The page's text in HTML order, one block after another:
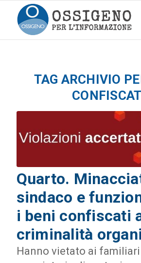
TAG ARCHIVIO
Quarto.
sindaco e
i beni confiscati
criminalità
Hanno vietato ai